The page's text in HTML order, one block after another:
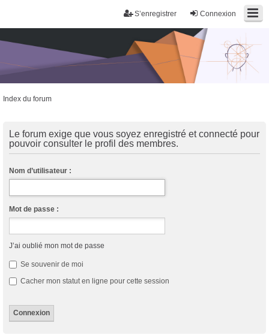
Connexion
S’enregistrer
Index du forum
Le forum exige que vous soyez enregistré et connecté pour
pouvoir consulter le profil des membres.
Nom d’utilisateur :
Mot de passe :
J’ai oublié mon mot de passe
Se souvenir de moi
Cacher mon statut en ligne pour cette session